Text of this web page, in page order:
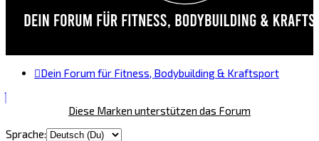
Dein Forum für Fitness, Bodybuilding & Kraftsport
Diese Marken unterstützen das Forum
Sprache: